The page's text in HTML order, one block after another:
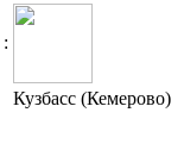
:
Кузбасс (Кемерово)